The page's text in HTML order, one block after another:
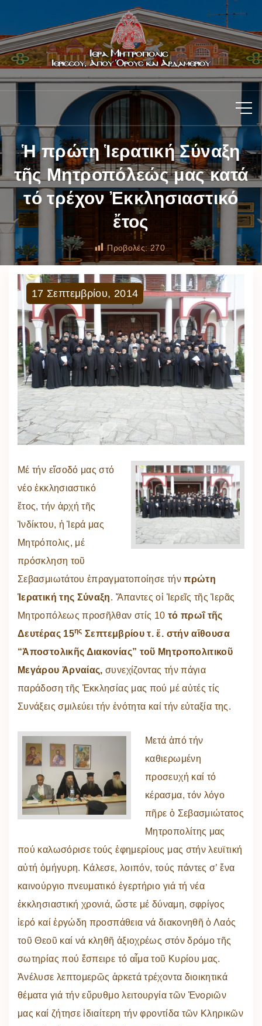
Ἡ πρώτη Ἱερατική Σύναξη
τῆς Μητροπόλεώς μας κατά
τό τρέχον Ἐκκλησιαστικό
ἔτος
Προβολές: 270
17 Σεπτεμβρίου, 2014
Μέ τήν εἴσοδό μας στό
νέο ἐκκλησιαστικό
ἔτος, τήν ἀρχή τῆς
Ἰνδίκτου, ἡ Ἱερά μας
Μητρόπολις, μέ
πρόσκληση τοῦ
Σεβασμιωτάτου ἐπραγματοποίησε τήνπρώτη
Ἱερατική της Σύναξη. Ἅπαντες οἱ Ἱερεῖς τῆς Ἱερᾶς
Μητροπόλεως προσῆλθαν στίς 10 τό πρωΐ τῆς
Δευτέρας 15ης Σεπτεμβρίου τ. ἔ. στήν αἴθουσα
“Ἀποστολικῆς Διακονίας” τοῦ Μητροπολιτικοῦ
Μεγάρου Ἀρναίας, συνεχίζοντας τήν πάγια
παράδοση τῆς Ἐκκλησίας μας πού μέ αὐτές τίς
Συνάξεις σμιλεύει τήν ἑνότητα καί τήν εὐταξία της.
Μετά ἀπό τήν
καθιερωμένη
προσευχή καί τό
κέρασμα, τόν λόγο
πῆρε ὁ Σεβασμιώτατος
Μητροπολίτης μας
πού καλωσόρισε τούς ἐφημερίους μας στήν λευϊτική
αὐτή ὁμήγυρη. Κάλεσε, λοιπόν, τούς πάντες σ’ ἕνα
καινούργιο πνευματικό ἐγερτήριο γιά τή νέα
ἐκκλησιαστική χρονιά, ὥστε μέ δύναμη, σφρίγος
ἱερό καί ἐργώδη προσπάθεια νά διακονηθῆ ὁ Λαός
τοῦ Θεοῦ καί νά κληθῆ ἀξιοχρέως στόν δρόμο τῆς
σωτηρίας πού ἔσπειρε τό αἷμα τοῦ Κυρίου μας.
Ἀνέλυσε λεπτομερῶς ἀρκετά τρέχοντα διοικητικά
θέματα γιά τήν εὔρυθμο λειτουργία τῶν Ἐνοριῶν
μας καί ζήτησε ἰδιαίτερη τήν φροντίδα τῶν Κληρικῶν